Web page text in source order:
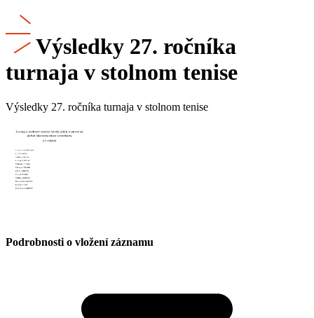
Výsledky 27. ročníka
turnaja v stolnom tenise
Výsledky 27. ročníka turnaja v stolnom tenise
Podrobnosti o vložení záznamu